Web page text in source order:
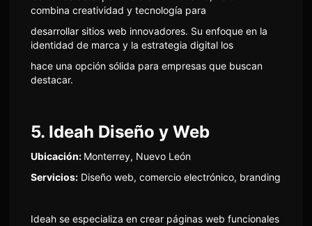
combina creatividad y tecnología para
desarrollar sitios web innovadores. Su enfoque en la
identidad de marca y la estrategia digital los
hace una opción sólida para empresas que buscan
destacar.
5. Ideah Diseño y Web
Ubicación: Monterrey, Nuevo León
Servicios:Diseño web, comercio electrónico, branding
Ideah se especializa en crear páginas web funcionales